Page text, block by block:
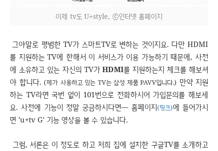
이제 tv도 U+style, ⓒ인터넷 홈페이지
그야말로 평범한 TV가 스마트TV로 변하는 것이지요. 다만 HDMI
를 지원하는 TV에 한해서 이 서비스가 이용 가능하기 때문에, 사전
에 소유하고 있는 자신의 TV가HDMI를 지원하는지 체크를 해보셔
야 합니다. (제가 사용하고 있는 TV는 삼성 제품 PAVV입니다.) 만약 지원
하는 TV라면 국번 없이 101번으로 전화하시어 가입문의를 해보세
요. 사전에 기능이 정말 궁금하시다면― 홈페이지(링크)에 들어가시
면 'u+tv G' 기능 영상을 볼 수 있습니다.
그럼, 서론은 이 정도로 하고 저희 집에 설치한 구글TV를 소개하고